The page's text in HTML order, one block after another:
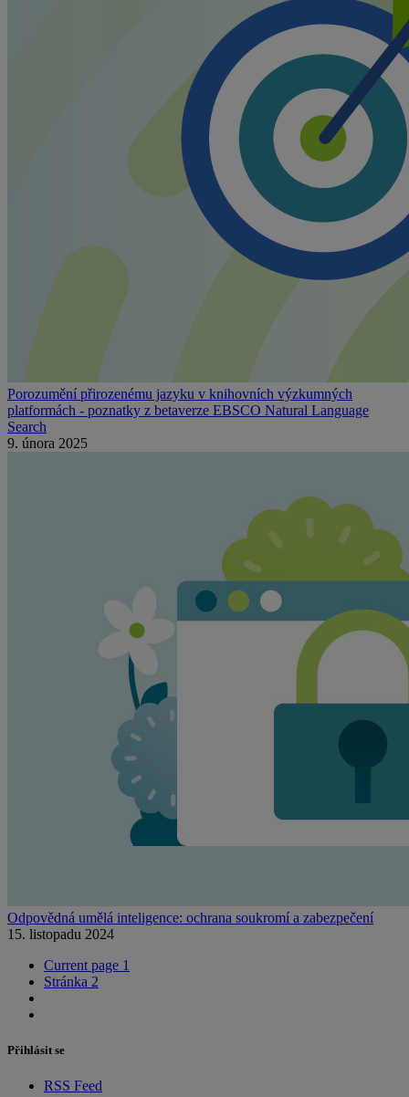
Porozumění přirozenému jazyku v knihovních výzkumných
platformách - poznatky z betaverze EBSCO Natural Language
Search
9. února 2025
Odpovědná umělá inteligence: ochrana soukromí a zabezpečení
15. listopadu 2024
Current page 1
Stránka 2
Přihlásit se
RSS Feed